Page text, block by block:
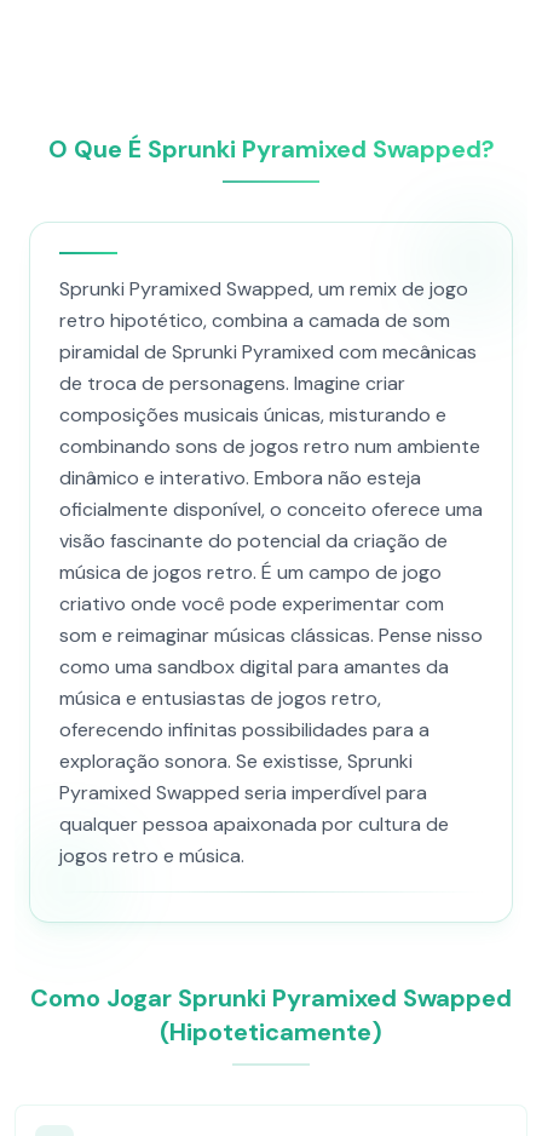
O Que É Sprunki Pyramixed Swapped?
Sprunki Pyramixed Swapped, um remix de jogo
retro hipotético, combina a camada de som
piramidal de Sprunki Pyramixed com mecânicas
de troca de personagens. Imagine criar
composições musicais únicas, misturando e
combinando sons de jogos retro num ambiente
dinâmico e interativo. Embora não esteja
oficialmente disponível, o conceito oferece uma
visão fascinante do potencial da criação de
música de jogos retro. É um campo de jogo
criativo onde você pode experimentar com
som e reimaginar músicas clássicas. Pense nisso
como uma sandbox digital para amantes da
música e entusiastas de jogos retro,
oferecendo infinitas possibilidades para a
exploração sonora. Se existisse, Sprunki
Pyramixed Swapped seria imperdível para
qualquer pessoa apaixonada por cultura de
jogos retro e música.
Como Jogar Sprunki Pyramixed Swapped
(Hipoteticamente)